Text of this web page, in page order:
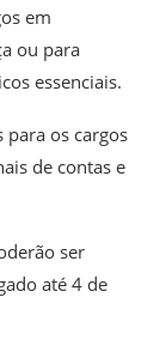
em
ou para
essenciais.
para os cargos
de contas e
ser
até 4 de